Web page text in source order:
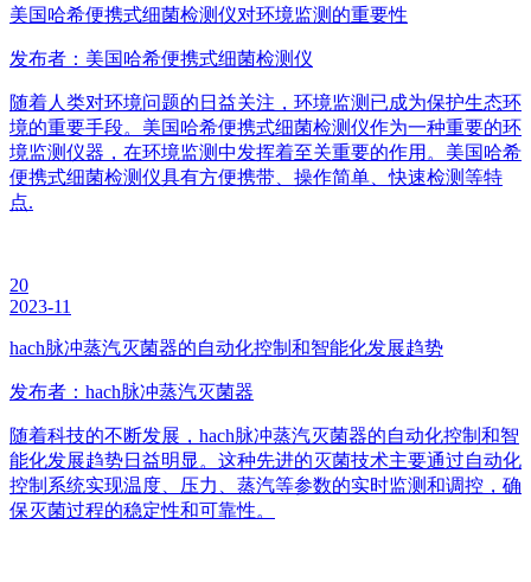
美国哈希便携式细菌检测仪对环境监测的重要性
发布者：美国哈希便携式细菌检测仪
随着人类对环境问题的日益关注，环境监测已成为保护生态环
境的重要手段。美国哈希便携式细菌检测仪作为一种重要的环
境监测仪器，在环境监测中发挥着至关重要的作用。美国哈希
便携式细菌检测仪具有方便携带、操作简单、快速检测等特
点.
20
2023-11
hach脉冲蒸汽灭菌器的自动化控制和智能化发展趋势
发布者：hach脉冲蒸汽灭菌器
随着科技的不断发展，hach脉冲蒸汽灭菌器的自动化控制和智
能化发展趋势日益明显。这种先进的灭菌技术主要通过自动化
控制系统实现温度、压力、蒸汽等参数的实时监测和调控，确
保灭菌过程的稳定性和可靠性。